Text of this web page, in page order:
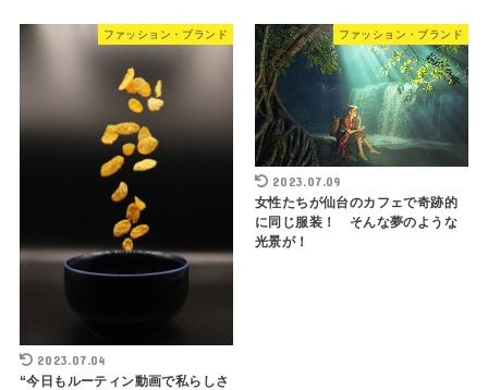
ファッション・ブランド
2023.07.04
“今日もルーティン動画で私らしさ
ファッション・ブランド
2023.07.09
女性たちが仙台のカフェで奇跡的
に同じ服装！ そんな夢のような
光景が！